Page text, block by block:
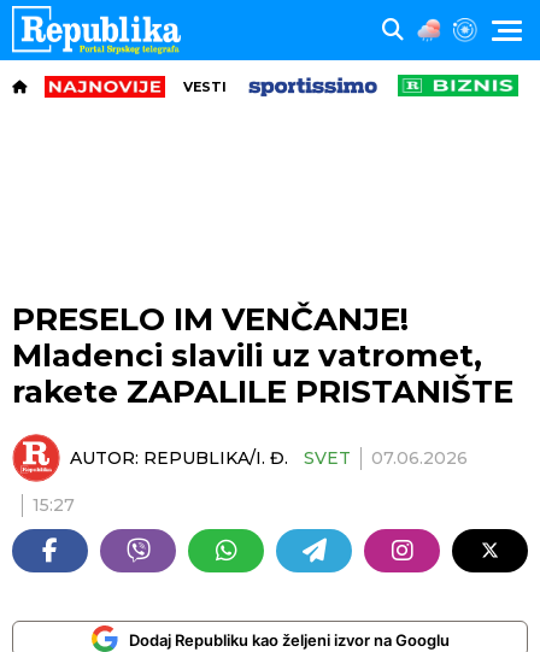
VESTI
PRESELO IM VENČANJE!
Mladenci slavili uz vatromet,
rakete ZAPALILE PRISTANIŠTE
AUTOR: REPUBLIKA/I. Đ. SVET 07.06.2026
15:27
Dodaj Republiku kao željeni izvor na Googlu